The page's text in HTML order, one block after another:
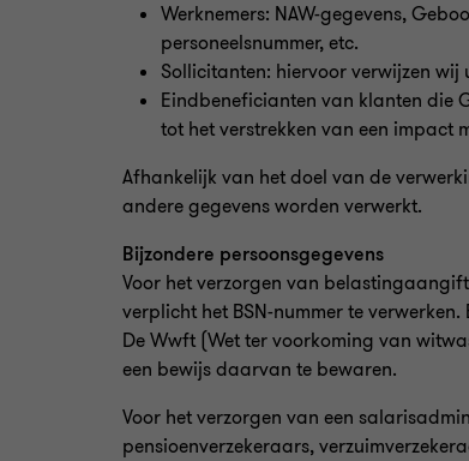
Werknemers: NAW-gegevens,
personeelsnummer, etc.
Sollicitanten: hiervoor verwijzen
Eindbeneficianten van klanten die
tot het verstrekken van een impact
Afhankelijk van het doel van de
andere gegevens worden verwerkt.
Bijzondere persoonsgegevens
Voor het verzorgen van
verplicht het BSN-nummer te
De Wwft (Wet ter voorkoming van
een bewijs daarvan te bewaren.
Voor het verzorgen van een
pensioenverzekeraars,